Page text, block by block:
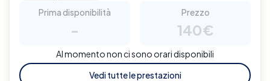
Prima disponibilità
-
Prezzo
140€
Al momento non ci sono orari disponibili
Vedi tutte le prestazioni